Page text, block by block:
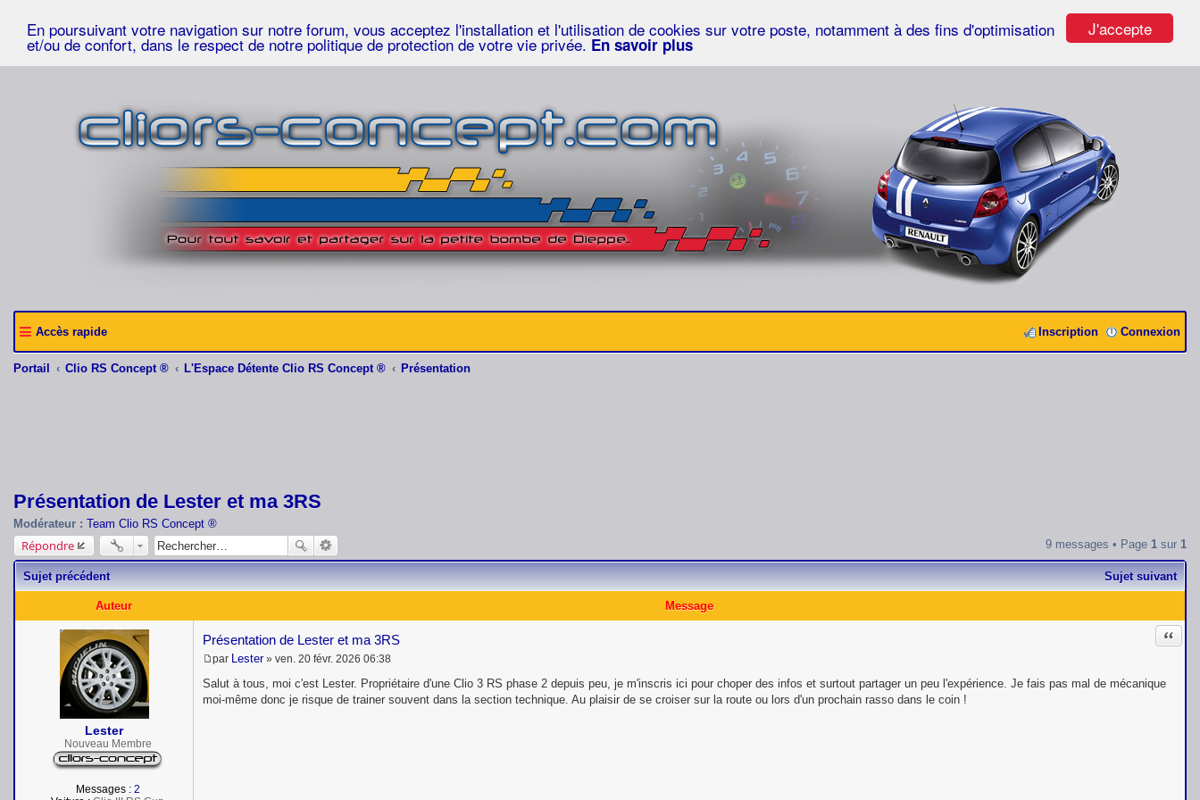
J'accepte
En poursuivant votre navigation sur notre forum, vous acceptez l'installation et l'utilisation de cookies sur votre poste, notamment à des fins d'optimisation
et/ou de confort, dans le respect de notre politique de protection de votre vie privée. En savoir plus
Accès rapide Connexion
Inscription
Portail Clio RS Concept ® L'Espace Détente Clio RS Concept ® Présentation
Présentation de Lester et ma 3RS
Modérateur : Team Clio RS Concept ®
Répondre 9 messages • Page 1 sur 1
Sujet précédent Sujet suivant
Auteur Message
Lester
Nouveau Membre
Messages : 2
Présentation de Lester et ma 3RS
M
e
s
par Lester» ven. 20 févr. 2026 06:38
Salut à tous, moi c'est Lester. Propriétaire d'une Clio 3 RS phase 2 depuis peu, je m'inscris ici pour choper des infos et surtout partager un peu l'expérience. Je fais pas mal de mécanique
moi-même donc je risque de trainer souvent dans la section technique. Au plaisir de se croiser sur la route ou lors d'un prochain rasso dans le coin !